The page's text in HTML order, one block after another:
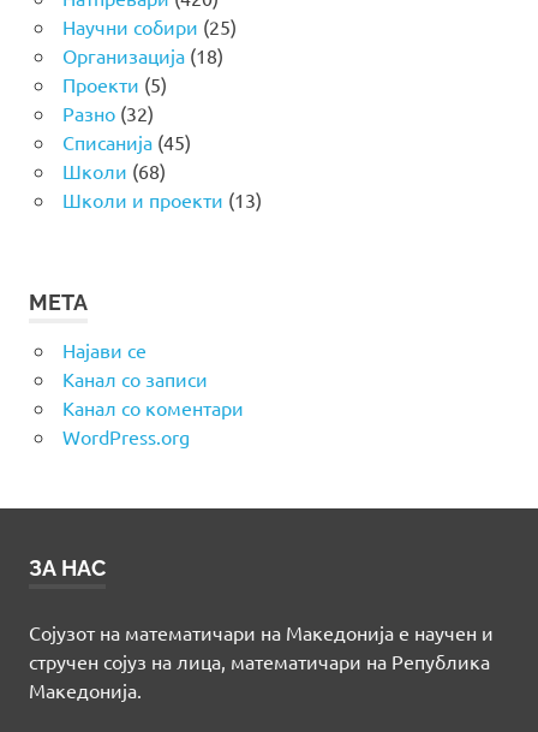
Научни собири (25)
Организација(18)
Проекти (5)
Разно(32)
Списанија(45)
Школи (68)
Школи и проекти (13)
МЕТА
Најави се
Канал со записи
Канал со коментари
WordPress.org
ЗА НАС
Сојузот на математичари на Македонија е научен и
стручен сојуз на лица, математичари на Република
Македонија.